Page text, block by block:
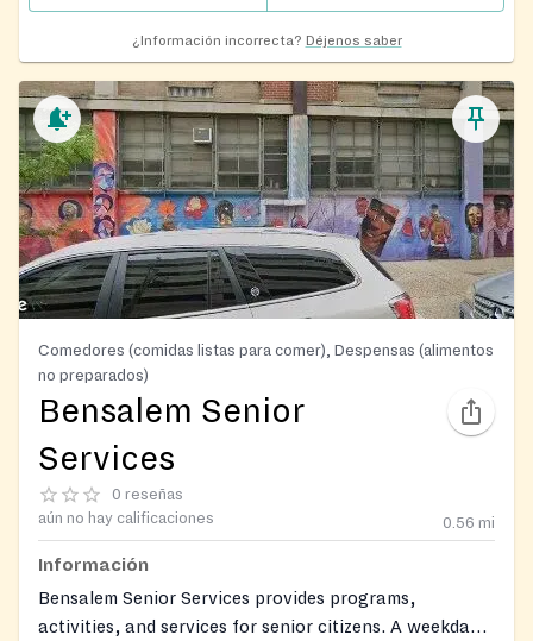
¿Información incorrecta? Déjenos saber
Comedores (comidas listas para comer), Despensas (alimentos
no preparados)
Bensalem Senior
Services
0 reseñas
aún no hay calificaciones
0.56 mi
Información
Bensalem Senior Services provides programs,
activities, and services for senior citizens. A weekday